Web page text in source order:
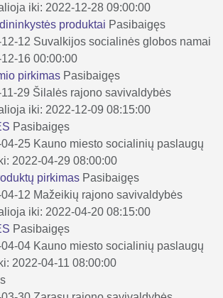
iki: 2022-12-28 09:00:00
produktai Pasibaigęs
12 Suvalkijos socialinės globos namai
16 00:00:00
pirkimas Pasibaigęs
29 Šilalės rajono savivaldybės
iki: 2022-12-09 08:15:00
Pasibaigęs
25 Kauno miesto socialinių paslaugų
2022-04-29 08:00:00
pirkimas Pasibaigęs
12 Mažeikių rajono savivaldybės
iki: 2022-04-20 08:15:00
Pasibaigęs
04 Kauno miesto socialinių paslaugų
2022-04-11 08:00:00